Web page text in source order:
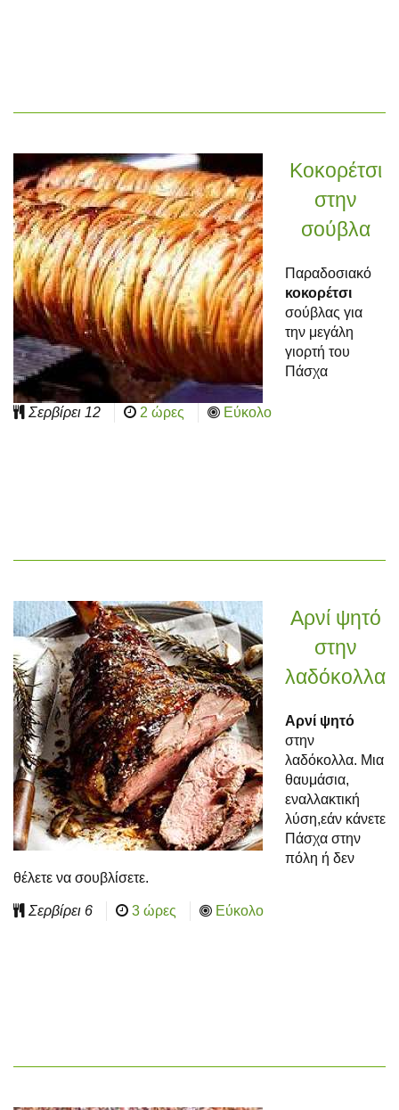
Κοκορέτσι
στην
σούβλα
Παραδοσιακό
κοκορέτσι
σούβλας για
την μεγάλη
γιορτή του
Πάσχα
Σερβίρει 12 2 ώρες Εύκολο
Αρνί ψητό
στην
λαδόκολλα
Αρνί ψητό
στην
λαδόκολλα. Μια
θαυμάσια,
εναλλακτική
λύση,εάν κάνετε
Πάσχα στην
πόλη ή δεν
θέλετε να σουβλίσετε.
Σερβίρει 6 3 ώρες Εύκολο